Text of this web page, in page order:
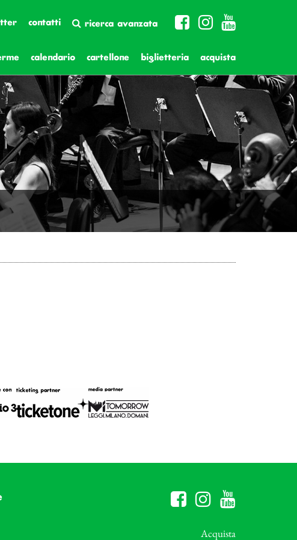
contatti ricerca avanzata
calendario cartellone biglietteria acquista
Acquista